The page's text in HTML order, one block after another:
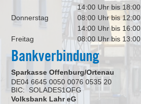
14:00 Uhr bis
Donnerstag
08:00 Uhr bis
14:00 Uhr bis
Freitag
08:00 Uhr bis
Bankverbindung
Sparkasse Offenburg/Ortenau
DE04 6645 0050 0076 0535 20
BIC: SOLADES1OFG
Volksbank Lahr eG